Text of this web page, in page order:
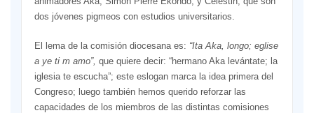
dos jóvenes pigmeos con estudios universitarios.
El lema de la comisión diocesana es: “Ita Aka, longo; eglise
a ye ti m amo”, que quiere decir: “hermano Aka levántate; la
iglesia te escucha”; este eslogan marca la idea primera del
Congreso; luego también hemos querido reforzar las
capacidades de los miembros de las distintas comisiones